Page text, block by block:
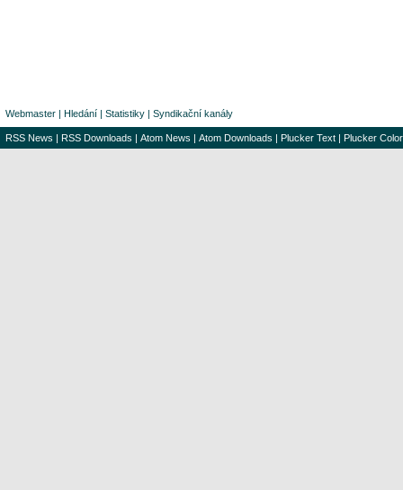
Webmaster | Hledání | Statistiky | Syndikační kanály
RSS News | RSS Downloads | Atom News | Atom Downloads | Plucker Text | Plucker Color